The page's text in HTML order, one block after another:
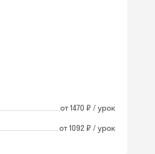
от 1470 ₽ / урок
от 1092 ₽ / урок